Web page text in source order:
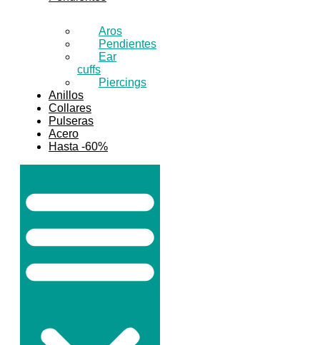
Aros
Pendientes
Ear
cuffs
Piercings
Anillos
Collares
Pulseras
Acero
Hasta -60%